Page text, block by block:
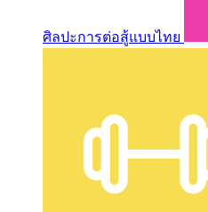
ศิลปะการต่อสู้แบบไทย